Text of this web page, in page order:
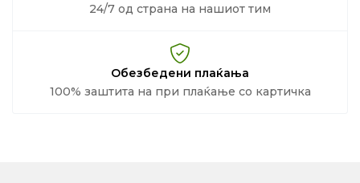
24/7 од страна на нашиот тим
Обезбедени плаќања
100% заштита на при плаќање со картичка